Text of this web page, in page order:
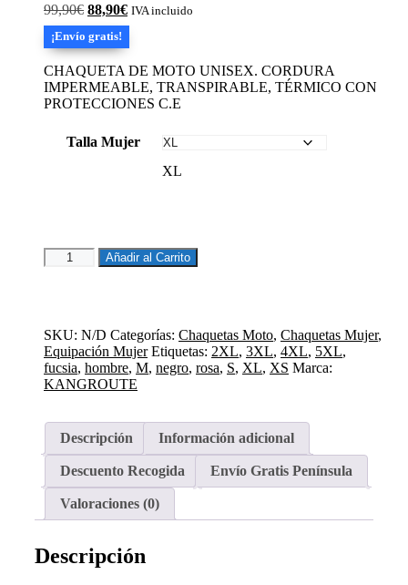
99,90€ El
precio
original
era:
99,90€.
88,90€El
precio
88,90€.
IVA incluido
¡Envío gratis!
CHAQUETA DE MOTO UNISEX. CORDURA
IMPERMEABLE, TRANSPIRABLE, TÉRMICO CON
PROTECCIONES C.E
Talla Mujer
XL
CHAQUETA
DERBI
Añadir al Carrito
SKU: N/D Categorías: Chaquetas Moto, Chaquetas Mujer,
Equipación Mujer Etiquetas: 2XL, 3XL, 4XL, 5XL,
fucsia, hombre, M, negro, rosa, S, XL, XS Marca:
KANGROUTE
Descripción Información adicional
Descuento Recogida Envío Gratis Península
Valoraciones (0)
Descripción